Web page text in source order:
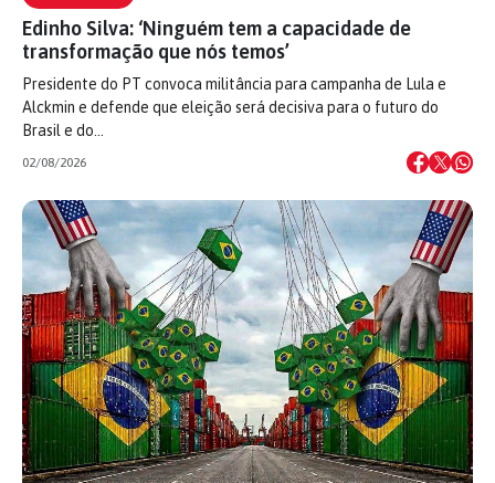
Edinho Silva: ‘Ninguém tem a capacidade de
transformação que nós temos’
Presidente do PT convoca militância para campanha de Lula e
Alckmin e defende que eleição será decisiva para o futuro do
Brasil e do…
02/08/2026